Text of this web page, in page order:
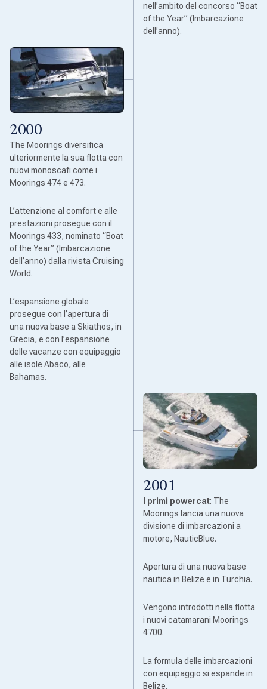
nell’ambito del concorso “Boat
of the Year” (Imbarcazione
dell’anno).
2000
The Moorings diversifica
ulteriormente la sua flotta con
nuovi monoscafi come i
Moorings 474 e 473.
L’attenzione al comfort e alle
prestazioni prosegue con il
Moorings 433, nominato “Boat
of the Year” (Imbarcazione
dell’anno) dalla rivista Cruising
World.
L’espansione globale
prosegue con l’apertura di
una nuova base a Skiathos, in
Grecia, e con l’espansione
delle vacanze con equipaggio
alle isole Abaco, alle
Bahamas.
2001
I primi powercat: The
Moorings lancia una nuova
divisione di imbarcazioni a
motore, NauticBlue.
Apertura di una nuova base
nautica in Belize e in Turchia.
Vengono introdotti nella flotta
i nuovi catamarani Moorings
4700.
La formula delle imbarcazioni
con equipaggio si espande in
Belize.